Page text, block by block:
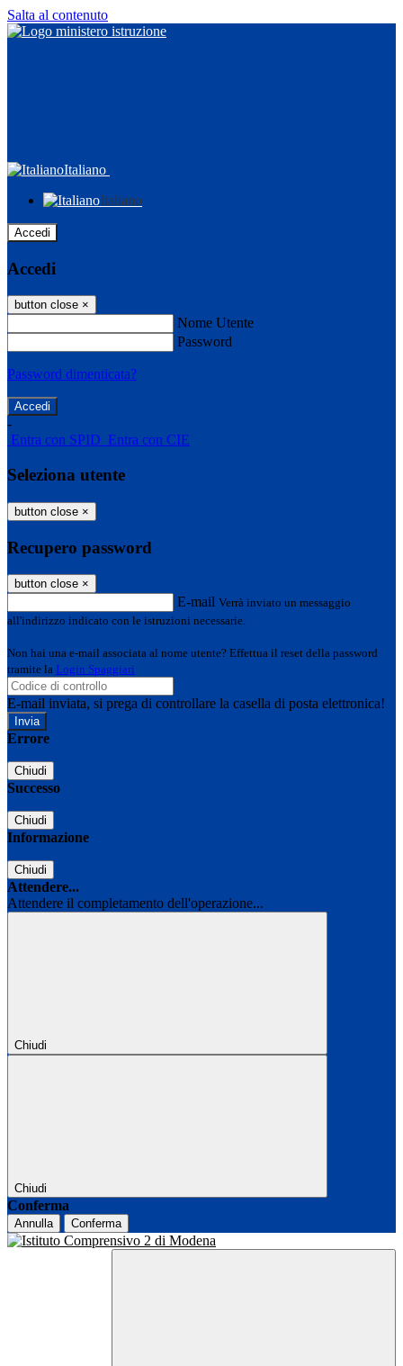
Salta al contenuto
Italiano
Italiano
Accedi
Accedi
button close ×
Nome Utente
Password
Password dimenticata?
-
Entra con SPID Entra con CIE
Seleziona utente
button close ×
Recupero password
button close ×
E-mail Verrà inviato un messaggio
all'indirizzo indicato con le istruzioni necessarie.
Non hai una e-mail associata al nome utente? Effettua il reset della password
tramite la Login Spaggiari
E-mail inviata, si prega di controllare la casella di posta elettronica!
Errore
Chiudi
Successo
Chiudi
Informazione
Chiudi
Attendere...
Attendere il completamento dell'operazione...
Chiudi
Chiudi
Conferma
Annulla Conferma